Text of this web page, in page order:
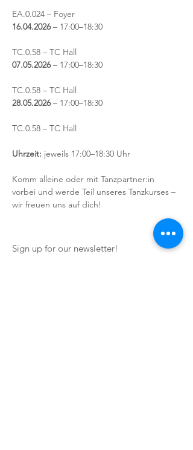
EA.0.024 – Foyer
16.04.2026 – 17:00–18:30
TC.0.58 – TC Hall
07.05.2026 – 17:00–18:30
TC.0.58 – TC Hall
28.05.2026 – 17:00–18:30
TC.0.58 – TC Hall
Uhrzeit: jeweils 17:00–18:30 Uhr
Komm alleine oder mit Tanzpartner:in
vorbei und werde Teil unseres Tanzkurses –
wir freuen uns auf dich!
Sign up for our newsletter!